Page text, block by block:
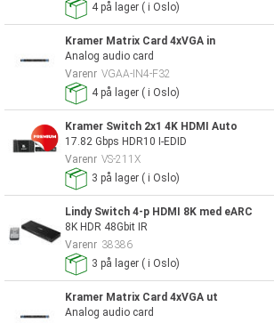
4på lager ( i Oslo)
Kramer Matrix Card 4xVGA in
Analog audio card
Varenr VGAA-IN4-F32
4på lager ( i Oslo)
Kramer Switch 2x1 4K HDMI Auto
17.82 Gbps HDR10 I-EDID
Varenr VS-211X
3 på lager ( i Oslo)
Lindy Switch 4-p HDMI 8K med eARC
8K HDR 48Gbit IR
Varenr 38386
3 på lager ( i Oslo)
Kramer Matrix Card 4xVGA ut
Analog audio card